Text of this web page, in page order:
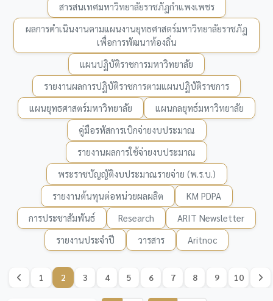
สารสนเทศมหาวิทยาลัยราชภัฏกำแพงเพชร
ผลการดำเนินงานตามแผนงานยุทธศาสตร์มหาวิทยาลัยราชภัฏ
เพื่อการพัฒนาท้องถิ่น
แผนปฏิบัติราชการมหาวิทยาลัย
รายงานผลการปฏิบัติราชการตามแผนปฏิบัติราชการ
แผนยุทธศาสตร์มหาวิทยาลัย
แผนกลยุทธ์มหาวิทยาลัย
คู่มือรหัสการเบิกจ่ายงบประมาณ
รายงานผลการใช้จ่ายงบประมาณ
พระราชบัญญัติงบประมาณรายจ่าย (พ.ร.บ.)
รายงานต้นทุนต่อหน่วยผลผลิต
KM PDPA
การประชาสัมพันธ์
Research
ARIT Newsletter
รายงานประจำปี
วารสาร Aritnoc
1 2 3 4 5 6 7 8 9 10